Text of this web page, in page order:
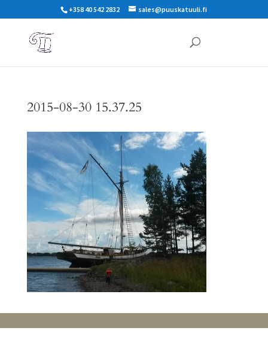
+358 40 542 2832 sales@puuskatuuli.fi
2015-08-30 15.37.25